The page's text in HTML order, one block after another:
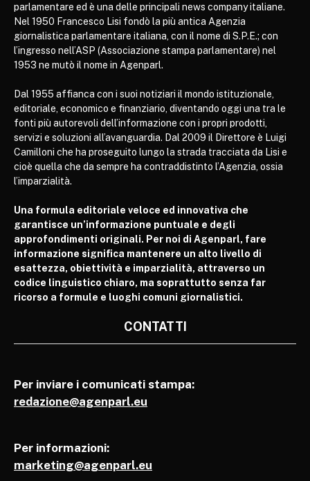
parlamentare ed è una delle principali news company italiane.
Nel 1950 Francesco Lisi fondò la più antica Agenzia
giornalistica parlamentare italiana, con il nome di S.P.E.; con
l’ingresso nell’ASP (Associazione stampa parlamentare) nel
1953 ne mutò il nome in Agenparl.
Dal 1955 affianca con i suoi notiziari il mondo istituzionale,
editoriale, economico e finanziario, diventando oggi una tra le
fonti più autorevoli dell’informazione con i propri prodotti,
servizi e soluzioni all’avanguardia. Dal 2009 il Direttore è Luigi
Camilloni che ha proseguito lungo la strada tracciata da Lisi e
cioè quella che da sempre ha contraddistinto l’Agenzia, ossia
l’imparzialità.
Una formula editoriale veloce ed innovativa che
garantisce un’informazione puntuale e degli
approfondimenti originali. Per noi di Agenparl, fare
informazione significa mantenere un alto livello di
esattezza, obiettività e imparzialità, attraverso un
codice linguistico chiaro, ma soprattutto senza far
ricorso a formule e luoghi comuni giornalistici.
CONTATTI
Per inviare i comunicati stampa:
redazione@agenparl.eu
Per informazioni:
marketing@agenparl.eu